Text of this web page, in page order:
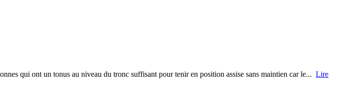
qui ont un tonus au niveau du tronc suffisant pour tenir en position assise sans maintien car le... Lire